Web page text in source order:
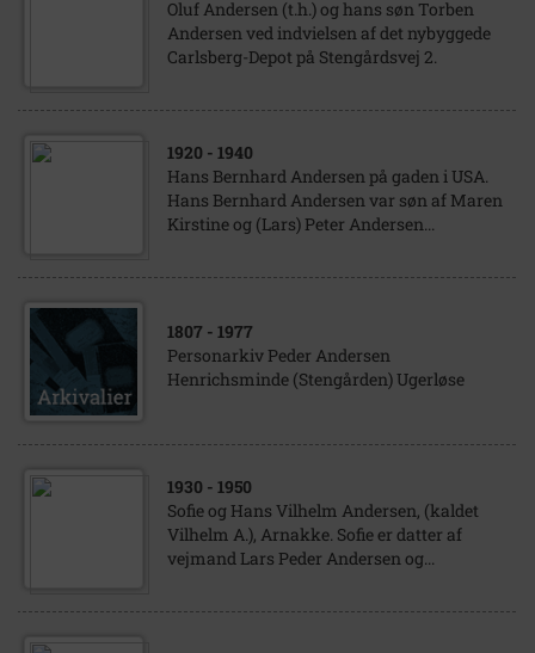
Oluf Andersen (t.h.) og hans søn Torben
Andersen ved indvielsen af det nybyggede
Carlsberg-Depot på Stengårdsvej 2.
1920 - 1940
Hans Bernhard Andersen på gaden i USA.
Hans Bernhard Andersen var søn af Maren
Kirstine og (Lars) Peter Andersen...
1807 - 1977
Personarkiv Peder Andersen
Henrichsminde (Stengården) Ugerløse
1930 - 1950
Sofie og Hans Vilhelm Andersen, (kaldet
Vilhelm A.), Arnakke. Sofie er datter af
vejmand Lars Peder Andersen og...